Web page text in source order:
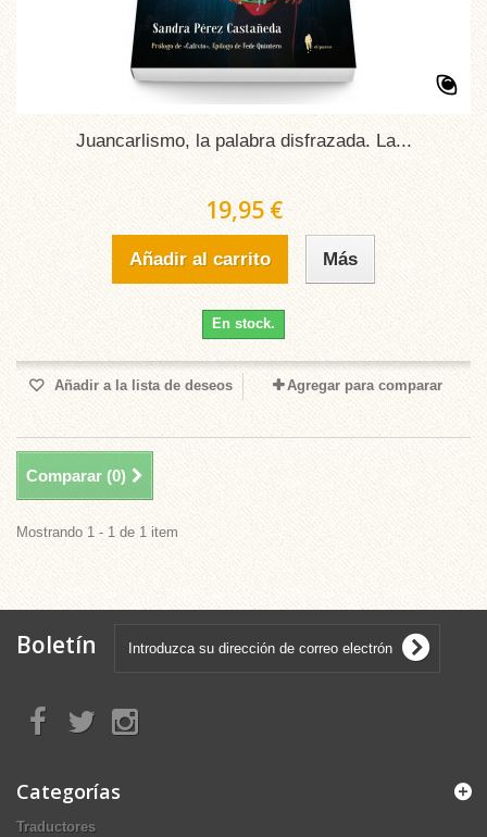
Juancarlismo, la palabra disfrazada. La...
19,95 €
Añadir al carrito Más
En stock.
Añadir a la lista de deseos Agregar para comparar
Comparar (0)
Mostrando 1 - 1 de 1 item
Boletín
Categorías
Traductores